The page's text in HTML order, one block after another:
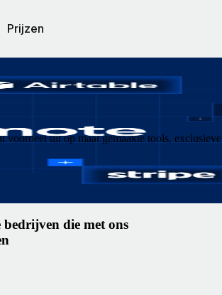
Prijzen
uit op maat gemaakte tools,
bedrijven die met ons